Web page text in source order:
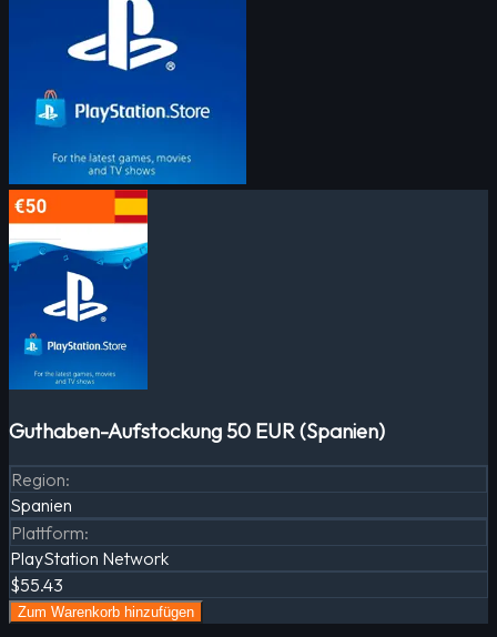
Guthaben-Aufstockung 50 EUR (Spanien)
Region:
Spanien
Plattform:
PlayStation Network
$55.43
Zum Warenkorb hinzufügen